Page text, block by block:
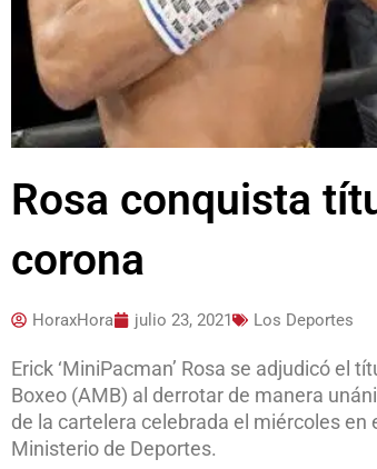
Rosa conquista
corona
HoraxHora julio 23, 2021 Los Deportes
Erick ‘MiniPacman’ Rosa se adjudicó el
Boxeo (AMB) al derrotar de manera
de la cartelera celebrada el miércoles en
Ministerio de Deportes.